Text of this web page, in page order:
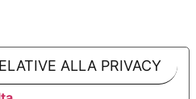
ALLA PRIVACY